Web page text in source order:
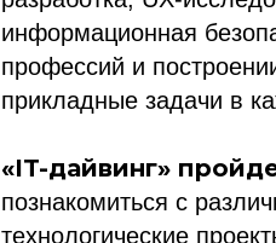
информационная
профессий и
прикладные задачи в
«IT-дайвинг»
познакомиться с
технологические